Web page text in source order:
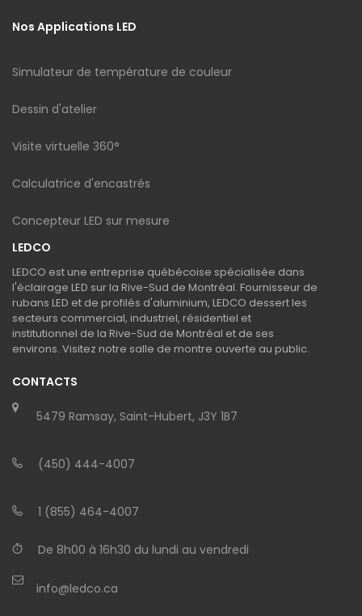
Nos Applications LED
Simulateur de température de couleur
Dessin d'atelier
Visite virtuelle 360°
Calculatrice d'encastrés
Concepteur LED sur mesure
LEDCO
LEDCO est une entreprise québécoise spécialisée dans
l'éclairage LED sur la Rive-Sud de Montréal. Fournisseur de
rubans LED et de profilés d'aluminium, LEDCO dessert les
secteurs commercial, industriel, résidentiel et
institutionnel de la Rive-Sud de Montréal et de ses
environs. Visitez notre salle de montre ouverte au public.
CONTACTS
5479 Ramsay, Saint-Hubert, J3Y 1B7
(450) 444-4007
1 (855) 464-4007
De 8h00 à 16h30 du lundi au vendredi
info@ledco.ca